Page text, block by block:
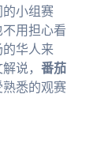
小组赛
用担心看
华人来
说， 番茄
悉的观赛